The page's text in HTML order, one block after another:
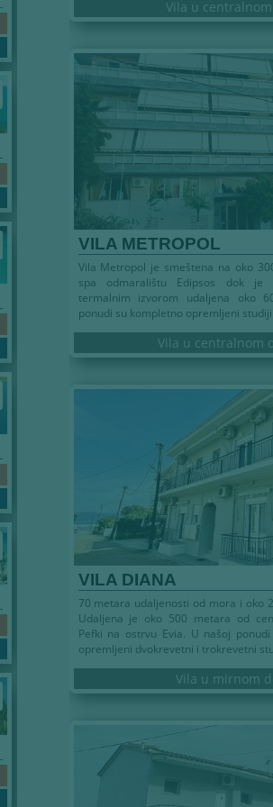
Vila u
VILA METROPOL
Vila Metropol je smeštena na oko
spa odmaralištu Edipsos dok
termalnim izvorom udaljena oko
ponudi su kompletno opremljeni
Vila u centralnom
VILA DIANA
70 metara udaljenosti od mora i oko
Udaljena je oko 500 metara od
Pefki na ostrvu Evia. U našoj
opremljeni dvokrevetni i trokrevetni
Vila u mirnom